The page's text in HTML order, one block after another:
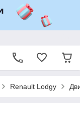
Renault Lodgy